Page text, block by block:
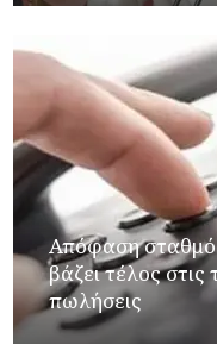
Απόφαση
βάζει τέλος
πωλήσεις